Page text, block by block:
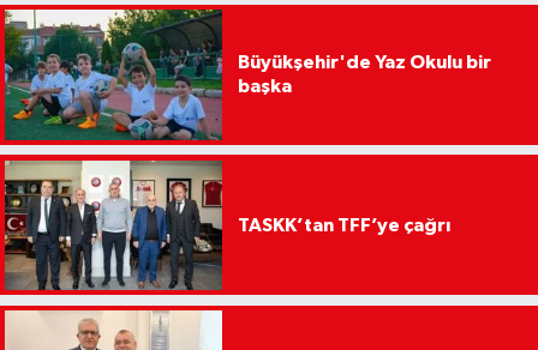
Büyükşehir'de Yaz Okulu bir
başka
TASKK’tan TFF’ye çağrı